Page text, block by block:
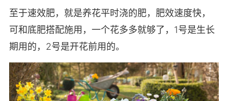
至于速效肥，就是养花平时浇的肥，肥效速度快，
可和底肥搭配施用，一个花多多就够了，1号是生长
期用的，2号是开花前用的。